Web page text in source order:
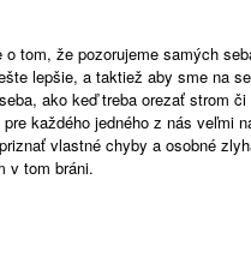
tom, že pozorujeme samých
lepšie, a taktiež aby sme na
ako keď treba orezať strom
každého jedného z nás veľmi
vlastné chyby a osobné
v tom bráni.